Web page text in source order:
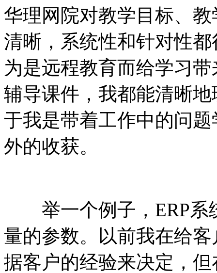
华理网院对教学目标、
清晰，系统性和针对性
为是远程教育而给学习
辅导课件，我都能清晰
于我是带着工作中的问
外的收获。
举一个例子，ERP系
量的参数。以前我在给
据客户的经验来决定，